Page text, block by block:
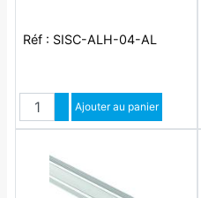
Réf : SISC-ALH-04-AL
QuantitéAugmenter quantité
Diminuer quantité
Ajouter au panier